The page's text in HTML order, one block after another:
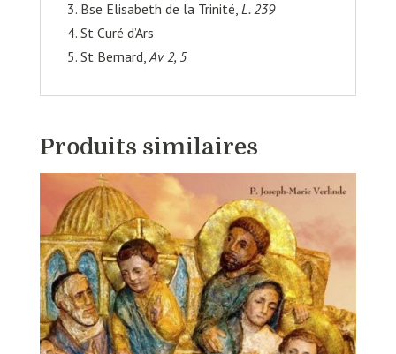
3. Bse Elisabeth de la Trinité, L. 239
4. St Curé d’Ars
5. St Bernard, Av 2, 5
Produits similaires